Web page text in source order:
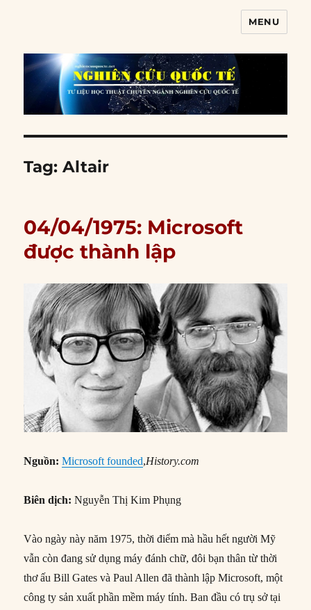
MENU
Tag:Altair
04/04/1975: Microsoft
được thành lập
Nguồn: Microsoft founded,History.com
Biên dịch: Nguyễn Thị Kim Phụng
Vào ngày này năm 1975, thời điểm mà hầu hết người Mỹ
vẫn còn đang sử dụng máy đánh chữ, đôi bạn thân từ thời
thơ ấu Bill Gates và Paul Allen đã thành lập Microsoft, một
công ty sản xuất phần mềm máy tính. Ban đầu có trụ sở tại